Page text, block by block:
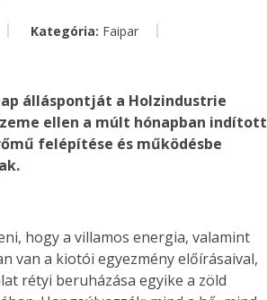
Kategória: Faipar
álláspontját a Holzindustrie
ellen a múlt hónapban indított
felépítése és működésbe
hogy a villamos energia, valamint
van a kiotói egyezmény előírásaival,
rétyi beruházása egyike a zöld